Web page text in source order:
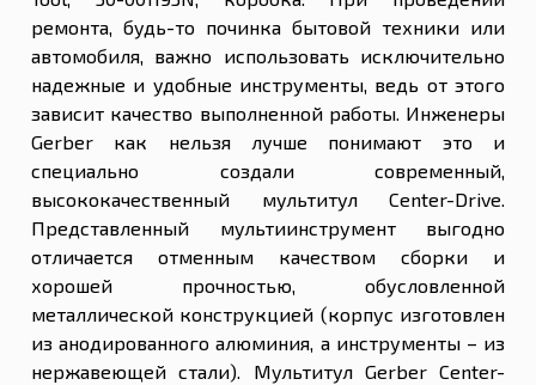
ремонта, будь-то починка бытовой техники или
автомобиля, важно использовать исключительно
надежные и удобные инструменты, ведь от этого
зависит качество выполненной работы. Инженеры
Gerber как нельзя лучше понимают это и
специально создали современный,
высококачественный мультитул Center-Drive.
Представленный мультиинструмент выгодно
отличается отменным качеством сборки и
хорошей прочностью, обусловленной
металлической конструкцией (корпус изготовлен
из анодированного алюминия, а инструменты – из
нержавеющей стали). Мультитул Gerber Center-